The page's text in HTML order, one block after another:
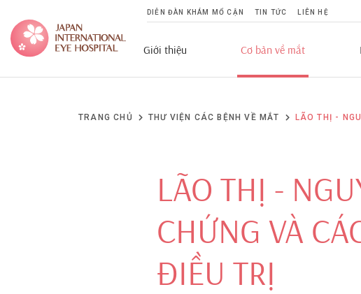
DIỄN ĐÀN KHÁM MỔ CẬN TIN TỨC LIÊN HỆ
Giới thiệu Cơ bản về mắt
TRANG CHỦ THƯ VIỆN CÁC BỆNH VỀ MẮT LÃO THỊ -
LÃO THỊ -
CHỨNG VÀ
ĐIỀU TRỊ